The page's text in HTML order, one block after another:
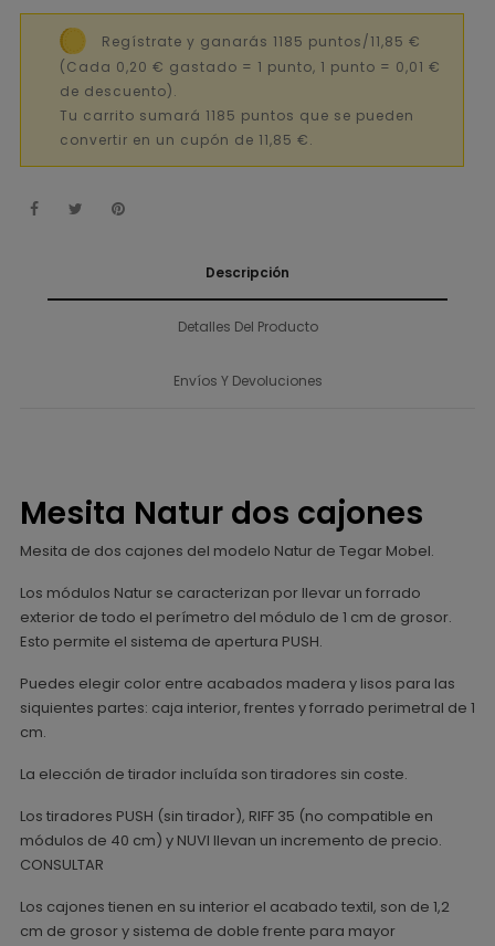
Regístrate y ganarás 1185 puntos/11,85 €
(Cada 0,20 € gastado = 1 punto, 1 punto = 0,01 €
de descuento).
Tu carrito sumará 1185 puntos que se pueden
convertir en un cupón de 11,85 €.
Descripción
Detalles Del Producto
Envíos Y Devoluciones
Mesita Natur dos cajones
Mesita de dos cajones del modelo Natur de Tegar Mobel.
Los módulos Natur se caracterizan por llevar un forrado
exterior de todo el perímetro del módulo de 1 cm de grosor.
Esto permite el sistema de apertura PUSH.
Puedes elegir color entre acabados madera y lisos para las
siquientes partes: caja interior, frentes y forrado perimetral de 1
cm.
La elección de tirador incluída son tiradores sin coste.
Los tiradores PUSH (sin tirador), RIFF 35 (no compatible en
módulos de 40 cm) y NUVI llevan un incremento de precio.
CONSULTAR
Los cajones tienen en su interior el acabado textil, son de 1,2
cm de grosor y sistema de doble frente para mayor